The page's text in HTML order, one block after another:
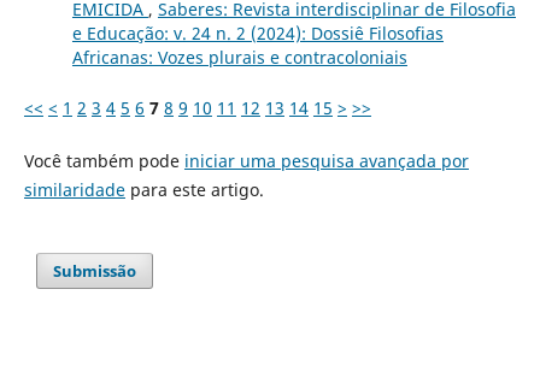
EMICIDA , Saberes: Revista interdisciplinar de Filosofia
e Educação: v. 24 n. 2 (2024): Dossiê Filosofias
Africanas: Vozes plurais e contracoloniais
<< < 1 2 3 4 5 6 7 8 9 10 11 12 13 14 15 > >>
Você também pode iniciar uma pesquisa avançada por
similaridadepara este artigo.
Submissão